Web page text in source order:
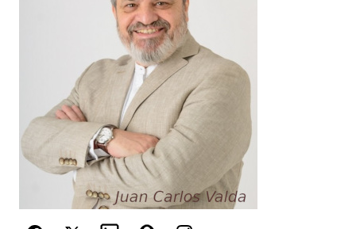
*
Guarda mi nombre, correo electrónico y web en
este navegador para la próxima vez que
comente.
Este sitio esta protegido por
reCAPTCHA y laPolítica de
privacidady losTérminos del servicio
de Google se aplican.